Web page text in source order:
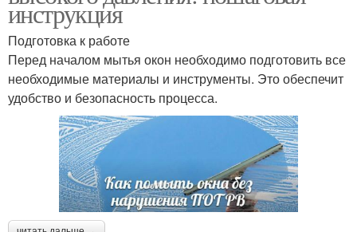
инструкция
Подготовка к работе
Перед началом мытья окон необходимо подготовить все
необходимые материалы и инструменты. Это обеспечит
удобство и безопасность процесса.